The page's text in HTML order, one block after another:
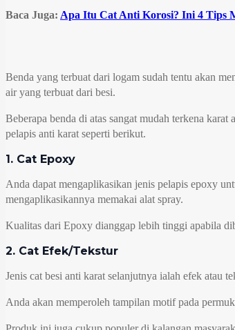
Baca Juga: Apa Itu Cat Anti Korosi? Ini 4 Tips
Benda yang terbuat dari logam sudah tentu akan
air yang terbuat dari besi.
Beberapa benda di atas sangat mudah terkena
pelapis anti karat seperti berikut.
1. Cat Epoxy
Anda dapat mengaplikasikan jenis pelapis epoxy
mengaplikasikannya memakai alat spray.
Kualitas dari Epoxy dianggap lebih tinggi apabila
2. Cat Efek/Tekstur
Jenis cat besi anti karat selanjutnya ialah efek atau
Anda akan memperoleh tampilan motif pada